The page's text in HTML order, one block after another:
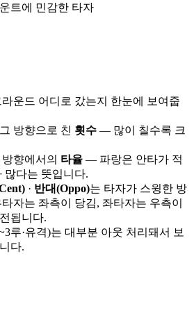
트에 민감한 타자
운드 어디로 갔는지 한눈에 보여줍
방향으로 친 횟수 — 많이 칠수록 크
향에서의 타율 — 파랑은 안타가 적
많다는 뜻입니다.
· 반대(Oppo)는 타자가 스윙한 방
자는 좌측이 당김, 좌타자는 우측이
됩니다.
루·유격)는 대부분 아웃 처리돼서 보
다.